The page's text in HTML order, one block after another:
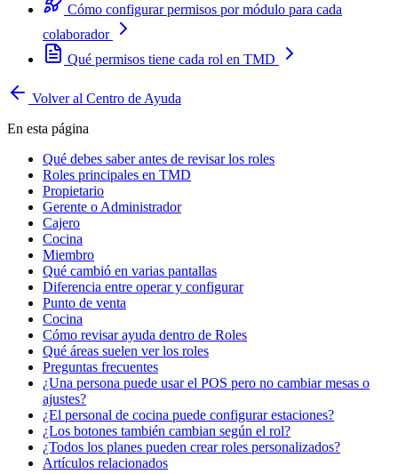
Cómo configurar permisos por módulo para cada
colaborador
Qué permisos tiene cada rol en TMD
Volver al Centro de Ayuda
En esta página
Qué debes saber antes de revisar los roles
Roles principales en TMD
Propietario
Gerente o Administrador
Cajero
Cocina
Miembro
Qué cambió en varias pantallas
Diferencia entre operar y configurar
Punto de venta
Cocina
Cómo revisar ayuda dentro de Roles
Qué áreas suelen ver los roles
Preguntas frecuentes
¿Una persona puede usar el POS pero no cambiar mesas o
ajustes?
¿El personal de cocina puede configurar estaciones?
¿Los botones también cambian según el rol?
¿Todos los planes pueden crear roles personalizados?
Artículos relacionados